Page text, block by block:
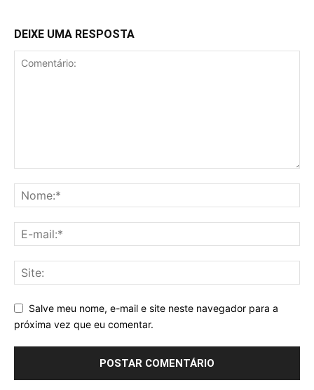
DEIXE UMA RESPOSTA
Salve meu nome, e-mail e site neste navegador para a
próxima vez que eu comentar.